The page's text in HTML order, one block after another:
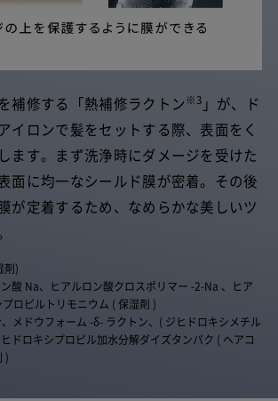
補修する「熱補修ラクトン ※3 」が、ド
イロンで髪をセットする際、表面をく
ます。まず洗浄時にダメージを受けた
面に均一なシールド膜が密着。その後
が定着するため、なめらかな美しいツ
剤)
酸 Na、ヒアルロン酸クロスポリマー -2-Na 、ヒア
ロピルトリモニウム ( 保湿剤 )
メドウフォーム -δ- ラクトン、( ジヒドロキシメチル
ドロキシプロピル加水分解ダイズタンパク ( ヘアコ
)